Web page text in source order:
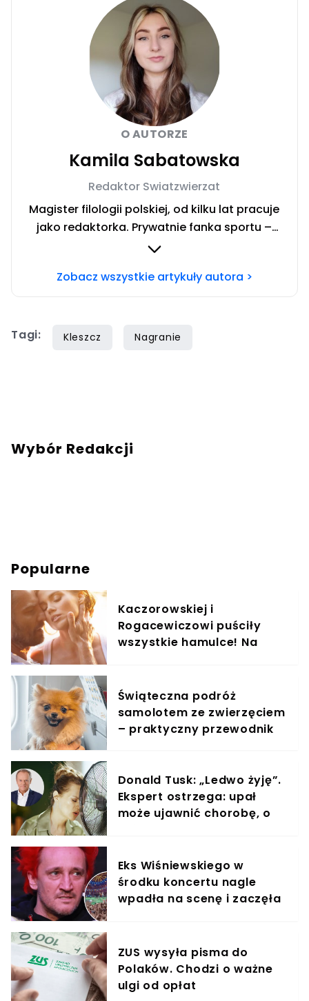
O AUTORZE
Kamila Sabatowska
Redaktor Swiatzwierzat
Magister filologii polskiej, od kilku lat pracuje
jako redaktorka. Prywatnie fanka sportu –
zwłaszcza siatkówki i miłośniczka zwierząt.
ze mną skontaktować?Napisz adresowaną do
Zobacz wszystkie artykuły autora >
Tagi: Kleszcz Nagranie
Wybór Redakcji
Popularne
Kaczorowskiej i
Rogacewiczowi puściły
wszystkie hamulce! Na
Świąteczna podróż
samolotem ze zwierzęciem
– praktyczny przewodnik
Donald Tusk: „Ledwo żyję”.
Ekspert ostrzega: upał
może ujawnić chorobę, o
Eks Wiśniewskiego w
środku koncertu nagle
wpadła na scenę i zaczęła
ZUS wysyła pisma do
Polaków. Chodzi o ważne
ulgi od opłat